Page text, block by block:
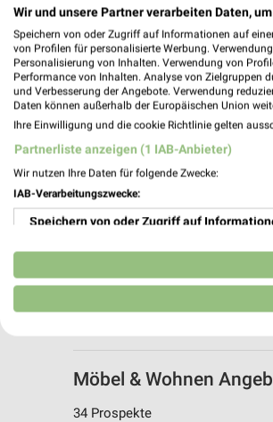
488,65 km
Möbel & Wohnen
34 Prospekte
Wir und unsere Partner verarbeiten Daten,
Speichern von oder Zugriff auf Informationen auf
von Profilen für personalisierte Werbung.
Personalisierung von Inhalten. Verwendung von
Performance von Inhalten. Analyse von Zielgruppen
und Verbesserung der Angebote. Verwendung
Daten können außerhalb der Europäischen Union
Ihre Einwilligung und die cookie Richtlinie gelten
Partnerliste anzeigen (1 IAB-Anbieter)
Wir nutzen Ihre Daten für folgende Zwecke:
IAB-Verarbeitungszwecke:
Speichern von oder Zugriff auf
Verwendung reduzierter Daten zur
Erstellung von Profilen für personalisierte
Verwendung von Profilen zur Auswahl